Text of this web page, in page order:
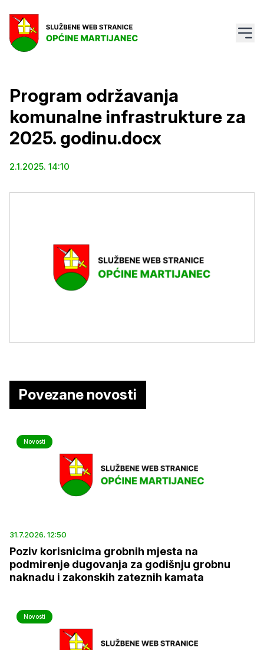
Program održavanja
komunalne infrastrukture za
2025. godinu.docx
2.1.2025. 14:10
Povezane novosti
Novosti
31.7.2026. 12:50
Poziv korisnicima grobnih mjesta na
podmirenje dugovanja za godišnju grobnu
naknadu i zakonskih zateznih kamata
Novosti